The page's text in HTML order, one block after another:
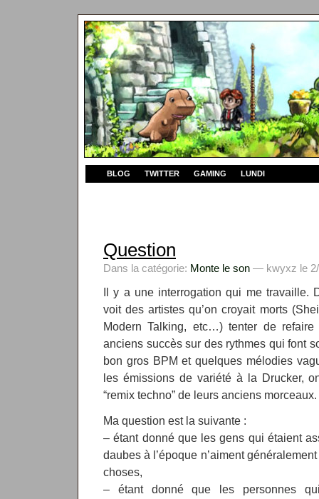
BLOG TWITTER GAMING LUNDI
Question
Dans la catégorie: Monte le son — kwyxz le 2/
Il y a une interrogation qui me travaille.
voit des artistes qu’on croyait morts
Modern Talking, etc…) tenter de
anciens succès sur des rythmes qui font
bon gros BPM et quelques mélodies
les émissions de variété à la Drucker,
“remix techno” de leurs anciens morceaux.
Ma question est la suivante :
– étant donné que les gens qui étaient
daubes à l’époque n’aiment
choses,
– étant donné que les personnes